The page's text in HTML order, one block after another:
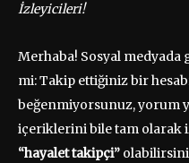
İzleyicileri!
Merhaba! Sosyal
mi: Takip ettiğiniz bir
beğenmiyorsunuz, yorum
içeriklerini bile tam olarak
“hayalet takipçi”